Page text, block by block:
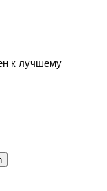
к лучшему